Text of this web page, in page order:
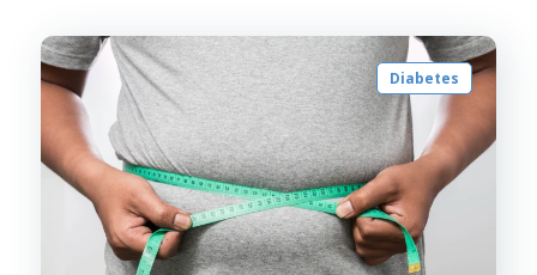
Diabetes